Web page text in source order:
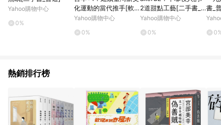
Yahoo購物中心
0%
化運動的當代推手[軟
精裝][二手書_良好]
Yahoo購物中心
0%
2道甜點工藝[二手書_
良好]
Yahoo購物中心
0%
書_
熱銷排行榜